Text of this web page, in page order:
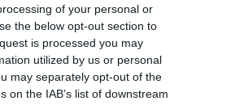
of your personal or
the below opt-out section to
is processed you may
utilized by us or personal
may separately opt-out of the
the IAB’s list of downstream